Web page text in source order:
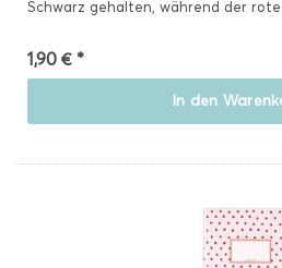
Schwarz gehalten, während der rote
1,90 € *
In den